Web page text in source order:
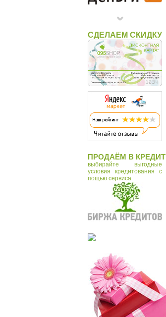
СДЕЛАЕМ СКИДКУ
ПРОДАЁМ В КРЕДИТ
выбирайте выгодные
условия кредитования с
пощью сервиса